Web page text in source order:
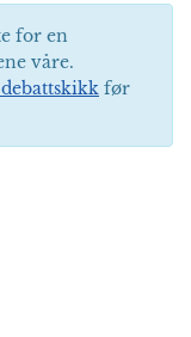
for en
våre.
før